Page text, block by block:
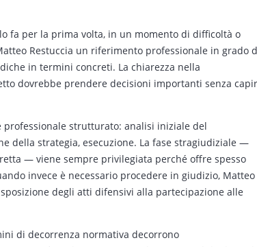
fa per la prima volta, in un momento di difficoltà o
Restuccia un riferimento professionale in grado
in termini concreti. La chiarezza nella
dovrebbe prendere decisioni importanti senza
professionale strutturato: analisi iniziale del
della strategia, esecuzione. La fase stragiudiziale —
— viene sempre privilegiata perché offre spesso
invece è necessario procedere in giudizio, Matteo
degli atti difensivi alla partecipazione alle
di decorrenza normativa decorrono